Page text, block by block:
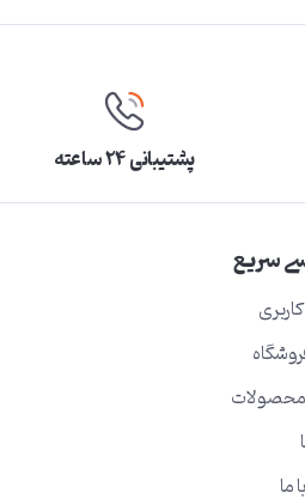
پشتیبانی ۲۴ ساعته
سریع
ما